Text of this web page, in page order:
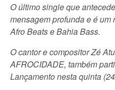
O último single que
mensagem profunda e é
Afro Beats e Bahia Bass.
O cantor e compositor Zé
AFROCIDADE, também
Lançamento nesta quinta